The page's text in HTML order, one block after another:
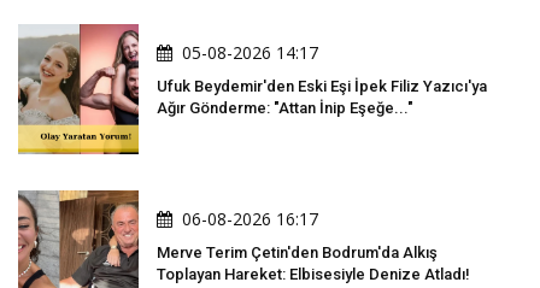
05-08-2026 14:17
Ufuk Beydemir'den Eski Eşi İpek Filiz Yazıcı'ya
Ağır Gönderme: "Attan İnip Eşeğe..."
06-08-2026 16:17
Merve Terim Çetin'den Bodrum'da Alkış
Toplayan Hareket: Elbisesiyle Denize Atladı!